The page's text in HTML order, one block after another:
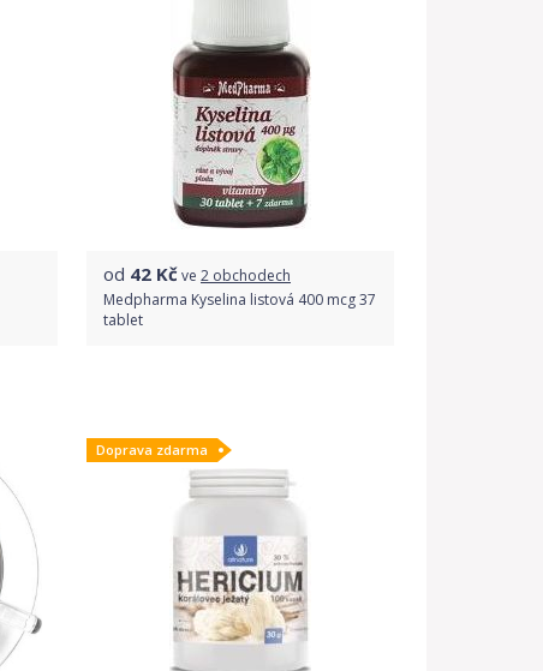
od 42 Kčve 2 obchodech
Medpharma Kyselina listová 400 mcg 37
tablet
Doprava zdarma